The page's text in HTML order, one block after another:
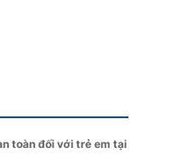
toàn đối với trẻ em tại